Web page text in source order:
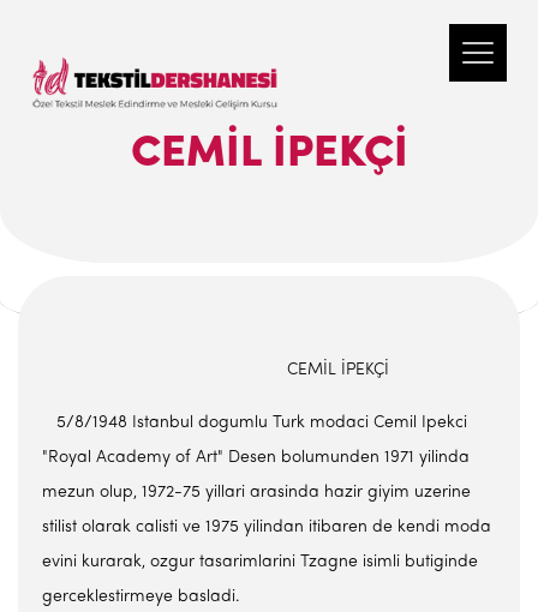
CEMİL İPEKÇİ
CEMİL İPEKÇİ
5/8/1948 Istanbul dogumlu Turk modaci Cemil Ipekci
"Royal Academy of Art" Desen bolumunden 1971 yilinda
mezun olup, 1972-75 yillari arasinda hazir giyim uzerine
stilist olarak calisti ve 1975 yilindan itibaren de kendi moda
evini kurarak, ozgur tasarimlarini Tzagne isimli butiginde
gerceklestirmeye basladi.